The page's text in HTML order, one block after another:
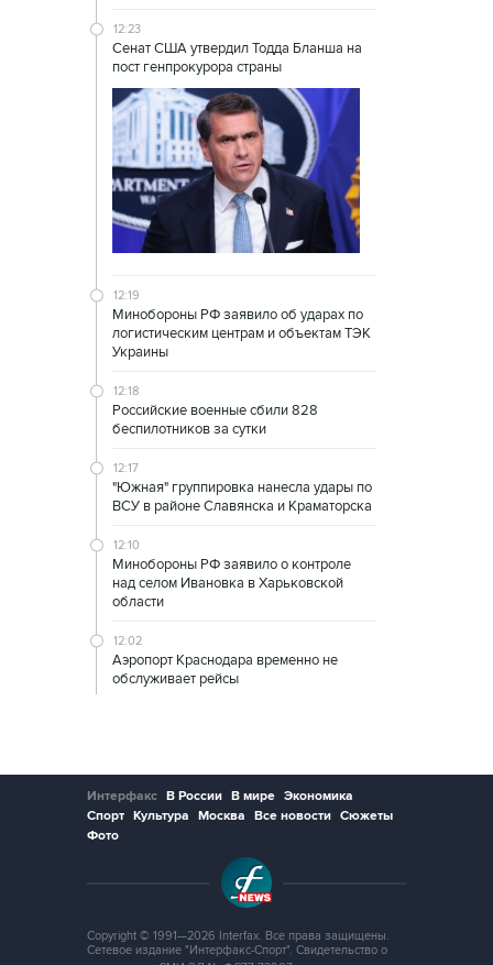
12:23
Сенат США утвердил Тодда Бланша на
пост генпрокурора страны
12:19
Минобороны РФ заявило об ударах по
логистическим центрам и объектам ТЭК
Украины
12:18
Российские военные сбили 828
беспилотников за сутки
12:17
"Южная" группировка нанесла удары по
ВСУ в районе Славянска и Краматорска
12:10
Минобороны РФ заявило о контроле
над селом Ивановка в Харьковской
области
12:02
Аэропорт Краснодара временно не
обслуживает рейсы
Интерфакс В России В мире Экономика
Спорт Культура Москва Все новости Сюжеты
Фото
Copyright © 1991—2026 Interfax. Все права защищены.
Сетевое издание "Интерфакс-Спорт". Свидетельство о